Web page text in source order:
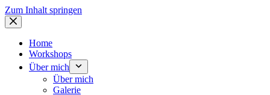
Zum Inhalt springen
Home
Workshops
Über mich
Über mich
Galerie